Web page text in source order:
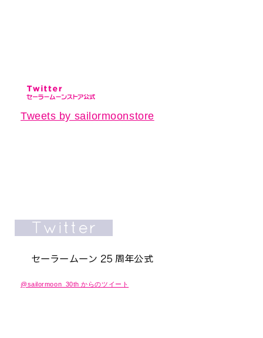
Tweets by sailormoonstore
@sailormoon_30th からのツイート